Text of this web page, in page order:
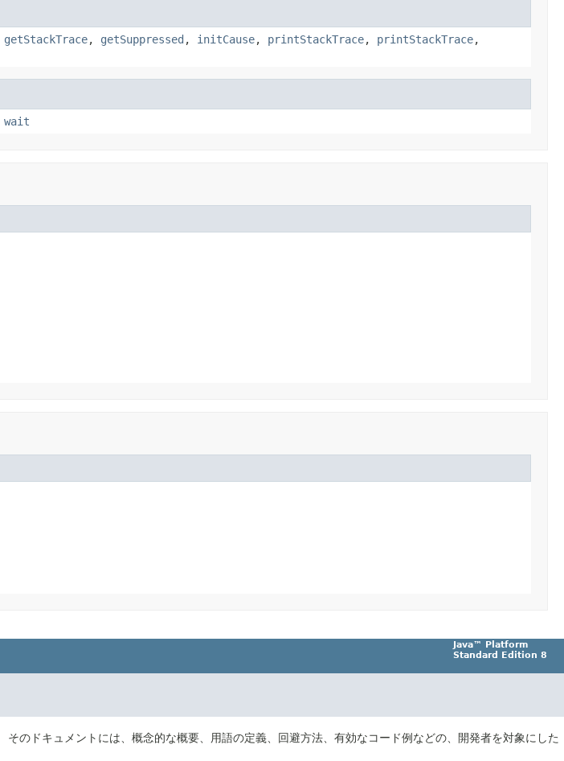
getStackTrace, getSuppressed , initCause, printStackTrace, printStackTrace,
wait
Java™ Platform
Standard Edition 8
そのドキュメントには、概念的な概要、用語の定義、回避方法、有効なコード例などの、開発者を対象にした